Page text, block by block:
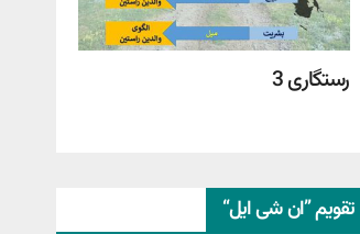
رستگاری 3
تقویم ”ان شی ایل“